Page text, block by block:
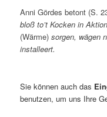
Anni Gördes betont (S.
bloß to’t Kocken in
(Wärme) sorgen, wägen
installeert.
Sie können auch das
benutzen, um uns Ihre